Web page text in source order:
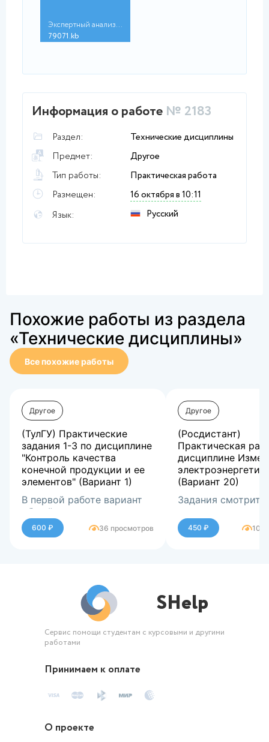
Экспертный анализ ин...
79071.kb
Информация о работе № 2183
Раздел:
Технические дисциплины
Предмет:
Другое
Тип работы:
Практическая работа
Размещен:
16 октября в 10:11
Язык:
Русский
Похожие работы из раздела
«Технические дисциплины»
Все похожие работы
Другое
(ТулГУ) Практические
задания 1-3 по дисциплине
"Контроль качества
конечной продукции и ее
элементов" (Вариант 1)
В первой работе вариант
общий, в остальных -
вариант 1
600 ₽ 36 просмотров
Другое
(Росдистант)
Практическая
дисциплине
(Вариант 20)
Задания смотрите
450 ₽ 105
SHelp
Сервис помощи студентам с курсовыми и другими
работами
Принимаем к оплате
О проекте